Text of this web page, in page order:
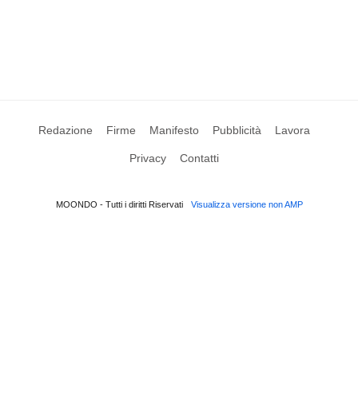
Redazione Firme Manifesto Pubblicità Lavora
Privacy Contatti
MOONDO - Tutti i diritti Riservati Visualizza versione non AMP